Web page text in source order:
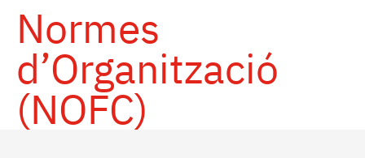
Normes
d’Organització
(NOFC)